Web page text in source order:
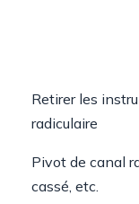
Retirer les
radiculaire
Pivot de canal
cassé, etc.